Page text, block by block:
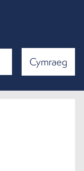
Cymraeg